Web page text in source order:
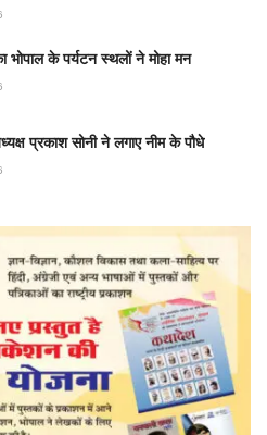
भोपाल के पर्यटन स्थलों ने मोहा मन
प्रकाश सोनी ने लगाए नीम के पौधे